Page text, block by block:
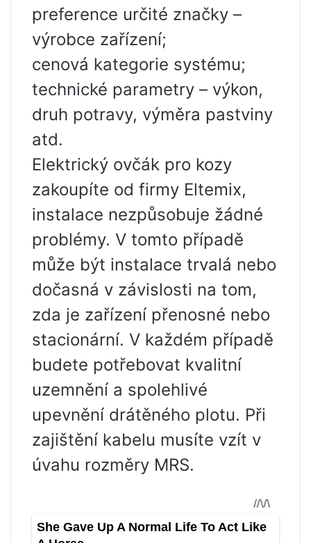
preference určité značky –
výrobce zařízení;
cenová kategorie systému;
technické parametry – výkon,
druh potravy, výměra pastviny
atd.
Elektrický ovčák pro kozy
zakoupíte od firmy Eltemix,
instalace nezpůsobuje žádné
problémy. V tomto případě
může být instalace trvalá nebo
dočasná v závislosti na tom,
zda je zařízení přenosné nebo
stacionární. V každém případě
budete potřebovat kvalitní
uzemnění a spolehlivé
upevnění drátěného plotu. Při
zajištění kabelu musíte vzít v
úvahu rozměry MRS.